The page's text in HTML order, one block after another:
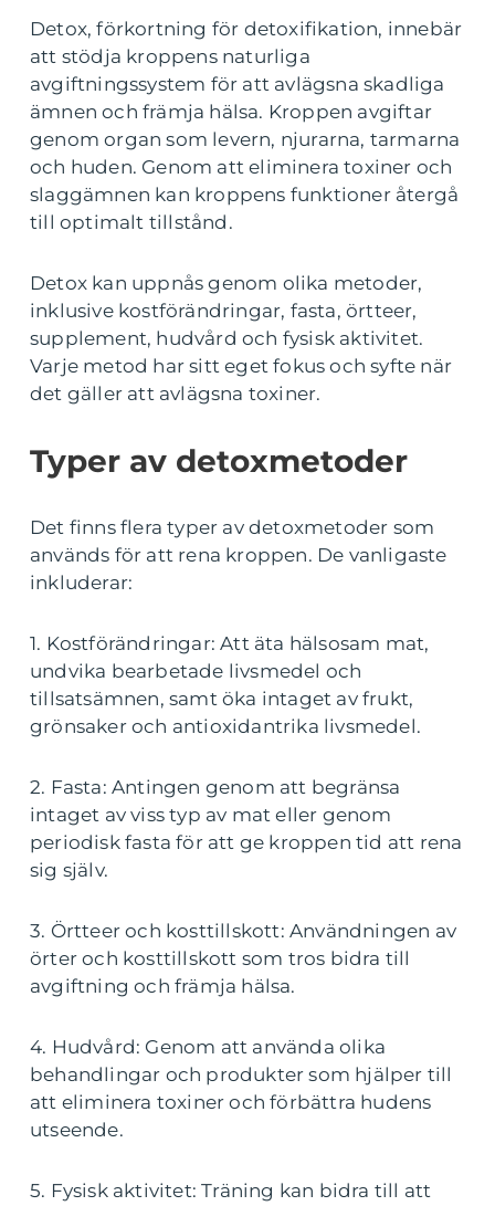
Detox, förkortning för detoxifikation, innebär
att stödja kroppens naturliga
avgiftningssystem för att avlägsna skadliga
ämnen och främja hälsa. Kroppen avgiftar
genom organ som levern, njurarna, tarmarna
och huden. Genom att eliminera toxiner och
slaggämnen kan kroppens funktioner återgå
till optimalt tillstånd.
Detox kan uppnås genom olika metoder,
inklusive kostförändringar, fasta, örtteer,
supplement, hudvård och fysisk aktivitet.
Varje metod har sitt eget fokus och syfte när
det gäller att avlägsna toxiner.
Typer av detoxmetoder
Det finns flera typer av detoxmetoder som
används för att rena kroppen. De vanligaste
inkluderar:
1. Kostförändringar: Att äta hälsosam mat,
undvika bearbetade livsmedel och
tillsatsämnen, samt öka intaget av frukt,
grönsaker och antioxidantrika livsmedel.
2. Fasta: Antingen genom att begränsa
intaget av viss typ av mat eller genom
periodisk fasta för att ge kroppen tid att rena
sig själv.
3. Örtteer och kosttillskott: Användningen av
örter och kosttillskott som tros bidra till
avgiftning och främja hälsa.
4. Hudvård: Genom att använda olika
behandlingar och produkter som hjälper till
att eliminera toxiner och förbättra hudens
utseende.
5. Fysisk aktivitet: Träning kan bidra till att